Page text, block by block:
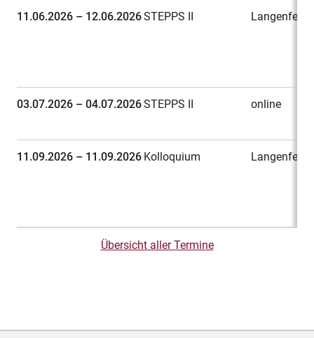
11.06.2026 – 12.06.2026STEPPS II Langenfeld
03.07.2026 – 04.07.2026STEPPS II online
11.09.2026 – 11.09.2026 Kolloquium Langenfeld
Übersicht aller Termine